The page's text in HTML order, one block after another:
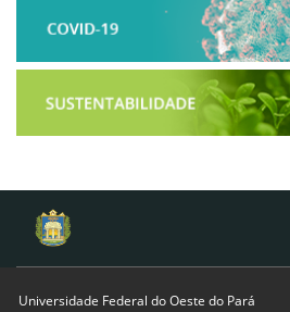
Universidade Federal do Oeste do Pará